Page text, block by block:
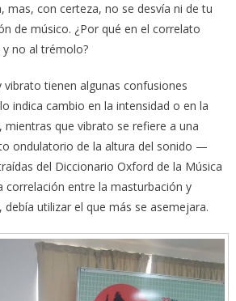
mas, con certeza, no se desvía ni de tu
de músico. ¿Por qué en el correlato
no al trémolo?
tienen algunas confusiones
indica cambio en la intensidad o en la
que vibrato se refiere a una
ondulatorio de la altura del sonido —
del Diccionario Oxford de la Música
correlación entre la masturbación y
debía utilizar el que más se asemejara.